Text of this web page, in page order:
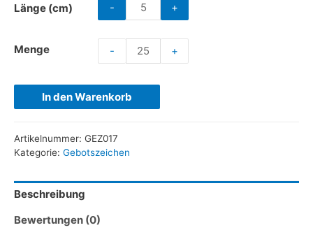
Länge (cm) - +
Menge - +
In den Warenkorb
Artikelnummer: GEZ017
Kategorie: Gebotszeichen
Beschreibung
Bewertungen (0)